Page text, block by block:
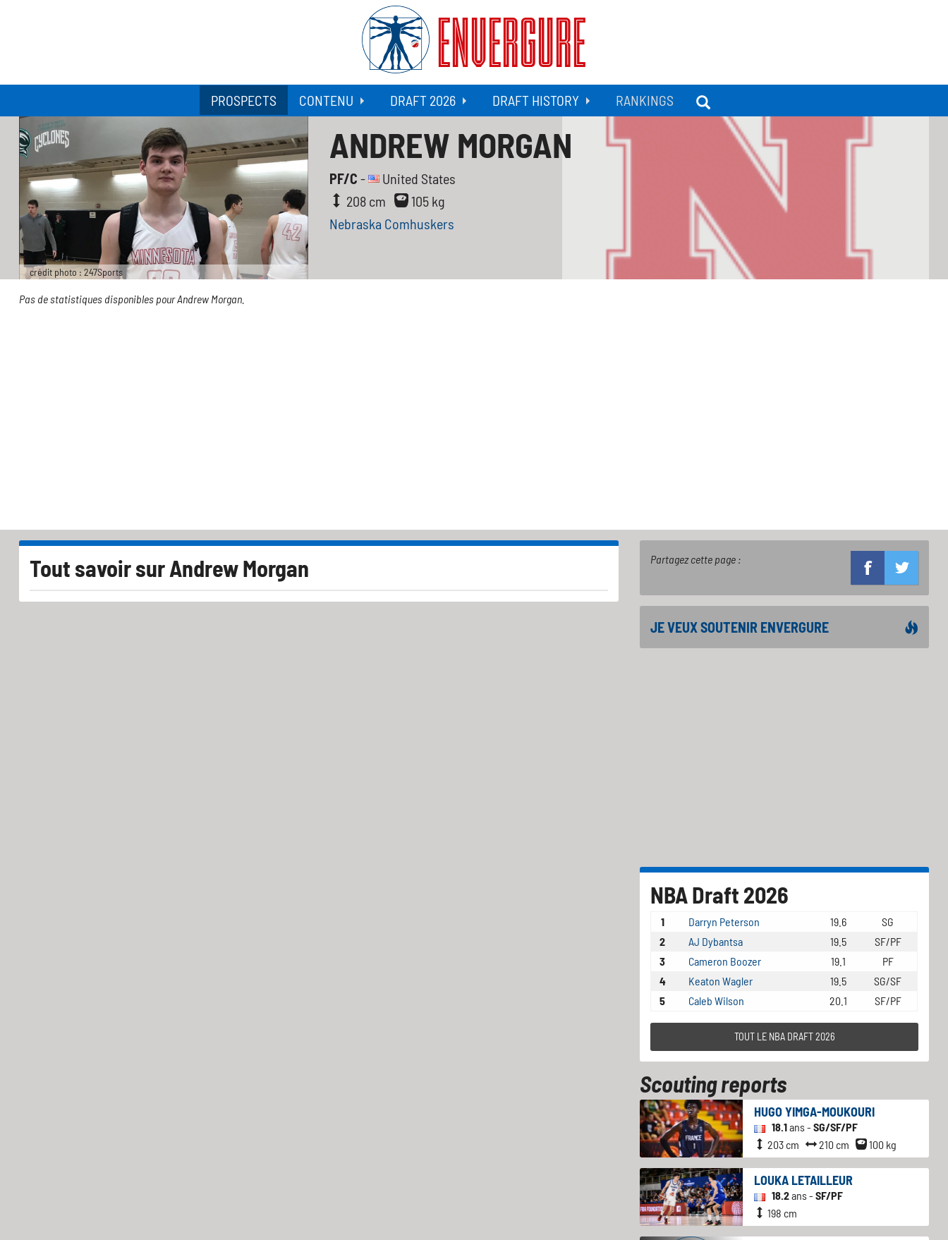
ENVERGURE
PROSPECTS CONTENU DRAFT 2026 DRAFT HISTORY RANKINGS
crédit photo : 247Sports
ANDREW MORGAN
PF/C -
United States
208 cm
105 kg
Nebraska Comhuskers
Pas de statistiques disponibles pour Andrew Morgan.
Tout savoir surAndrew Morgan Partagez cette page :
JE VEUX SOUTENIR ENVERGURE
NBA Draft 2026
1 Darryn Peterson 19.6
SG
2
AJ Dybantsa 19.5
SF/PF
3
Cameron Boozer 19.1
PF
4
Keaton Wagler 19.5
SG/SF
5
Caleb Wilson 20.1 SF/PF
TOUT LE NBA DRAFT 2026
Scouting reports
HUGO YIMGA-MOUKOURI
18.1ans -SG/SF/PF
203 cm
210 cm 100 kg
LOUKA LETAILLEUR
18.2ans -SF/PF
198 cm